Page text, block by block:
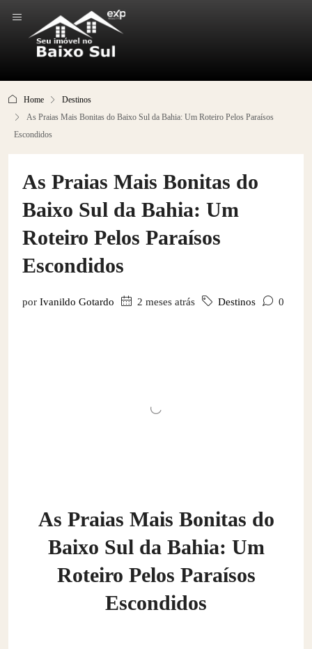
Home
Destinos
As Praias Mais Bonitas do Baixo Sul da Bahia: Um Roteiro Pelos Paraísos
Escondidos
As Praias Mais Bonitas do
Baixo Sul da Bahia: Um
Roteiro Pelos Paraísos
Escondidos
por Ivanildo Gotardo 2 meses atrás Destinos 0
As Praias Mais Bonitas do
Baixo Sul da Bahia: Um
Roteiro Pelos Paraísos
Escondidos